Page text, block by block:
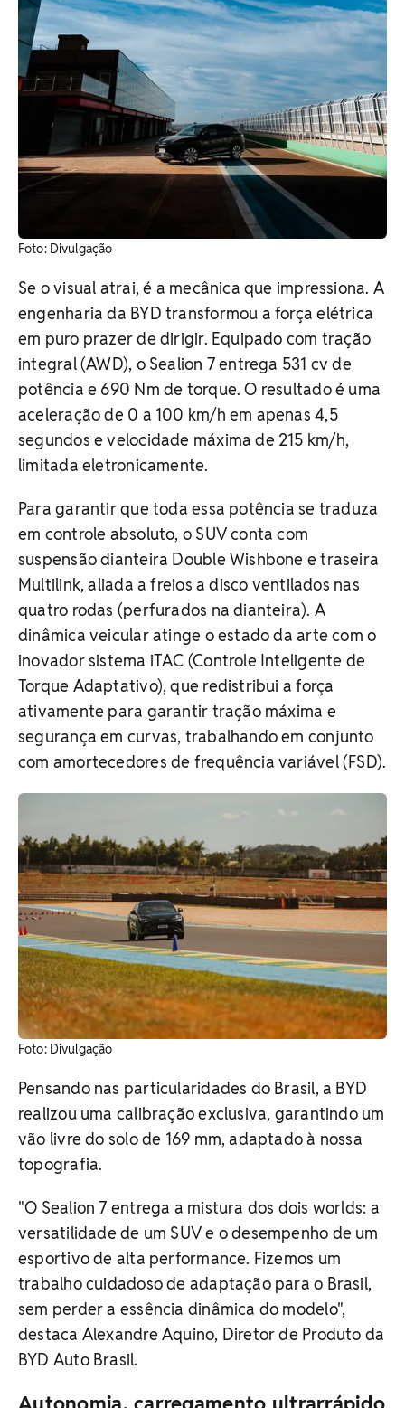
Foto: Divulgação
Se o visual atrai, é a mecânica que impressiona. A
engenharia da BYD transformou a força elétrica
em puro prazer de dirigir. Equipado com tração
integral (AWD), o Sealion 7 entrega 531 cv de
potência e 690 Nm de torque. O resultado é uma
aceleração de 0 a 100 km/h em apenas 4,5
segundos e velocidade máxima de 215 km/h,
limitada eletronicamente.
Para garantir que toda essa potência se traduza
em controle absoluto, o SUV conta com
suspensão dianteira Double Wishbone e traseira
Multilink, aliada a freios a disco ventilados nas
quatro rodas (perfurados na dianteira). A
dinâmica veicular atinge o estado da arte com o
inovador sistema iTAC (Controle Inteligente de
Torque Adaptativo), que redistribui a força
ativamente para garantir tração máxima e
segurança em curvas, trabalhando em conjunto
com amortecedores de frequência variável (FSD).
Foto: Divulgação
Pensando nas particularidades do Brasil, a BYD
realizou uma calibração exclusiva, garantindo um
vão livre do solo de 169 mm, adaptado à nossa
topografia.
"O Sealion 7 entrega a mistura dos dois worlds: a
versatilidade de um SUV e o desempenho de um
esportivo de alta performance. Fizemos um
trabalho cuidadoso de adaptação para o Brasil,
sem perder a essência dinâmica do modelo",
destaca Alexandre Aquino, Diretor de Produto da
BYD Auto Brasil.